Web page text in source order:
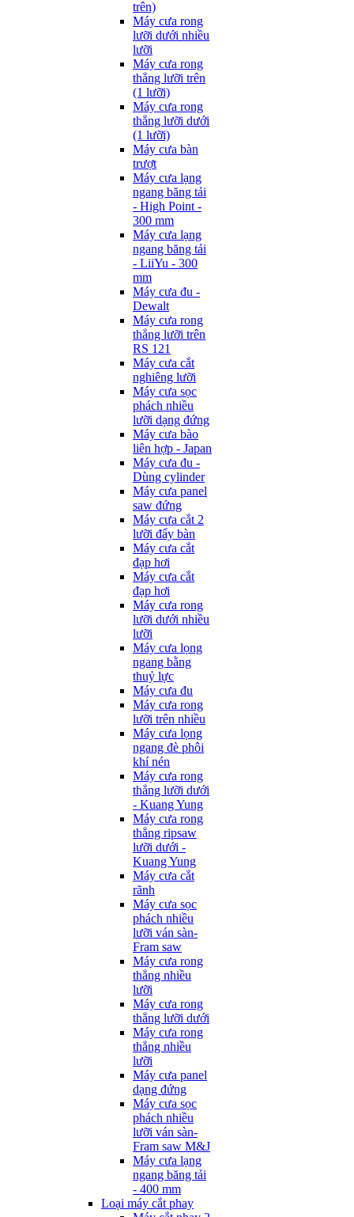
trên)
Máy cưa rong
lưỡi dưới nhiều
lưỡi
Máy cưa rong
thẳng lưỡi trên
(1 lưỡi)
Máy cưa rong
thẳng lưỡi dưới
(1 lưỡi)
Máy cưa bàn
trượt
Máy cưa lạng
ngang băng tải
- High Point -
300 mm
Máy cưa lạng
ngang băng tải
- LiiYu - 300
mm
Máy cưa đu -
Dewalt
Máy cưa rong
thẳng lưỡi trên
RS 121
Máy cưa cắt
nghiêng lưỡi
Máy cưa sọc
phách nhiều
lưỡi dạng đứng
Máy cưa bào
liên hợp - Japan
Máy cưa đu -
Dùng cylinder
Máy cưa panel
saw đứng
Máy cưa cắt 2
lưỡi đẩy bàn
Máy cưa cắt
đạp hơi
Máy cưa cắt
đạp hơi
Máy cưa rong
lưỡi dưới nhiều
lưỡi
Máy cưa lọng
ngang bằng
thuỷ lực
Máy cưa đu
Máy cưa rong
lưỡi trên nhiều
Máy cưa lọng
ngang đè phôi
khí nén
Máy cưa rong
thẳng lưỡi dưới
- Kuang Yung
Máy cưa rong
thẳng ripsaw
lưỡi dưới -
Kuang Yung
Máy cưa cắt
rãnh
Máy cưa sọc
phách nhiều
lưỡi ván sàn-
Fram saw
Máy cưa rong
thẳng nhiều
lưỡi
Máy cưa rong
thẳng lưỡi dưới
Máy cưa rong
thẳng nhiều
lưỡi
Máy cưa panel
dạng đứng
Máy cưa sọc
phách nhiều
lưỡi ván sàn-
Fram saw M&J
Máy cưa lạng
ngang băng tải
- 400 mm
Loại máy cắt phay